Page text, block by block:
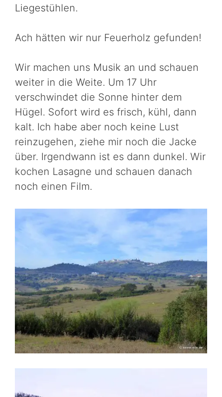
Liegestühlen.
Ach hätten wir nur Feuerholz gefunden!
Wir machen uns Musik an und schauen
weiter in die Weite. Um 17 Uhr
verschwindet die Sonne hinter dem
Hügel. Sofort wird es frisch, kühl, dann
kalt. Ich habe aber noch keine Lust
reinzugehen, ziehe mir noch die Jacke
über. Irgendwann ist es dann dunkel. Wir
kochen Lasagne und schauen danach
noch einen Film.